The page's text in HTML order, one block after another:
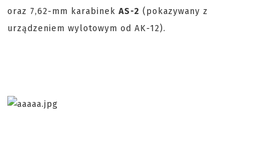
oraz 7,62-mm karabinek AS-2 (pokazywany z
urządzeniem wylotowym od AK-12).